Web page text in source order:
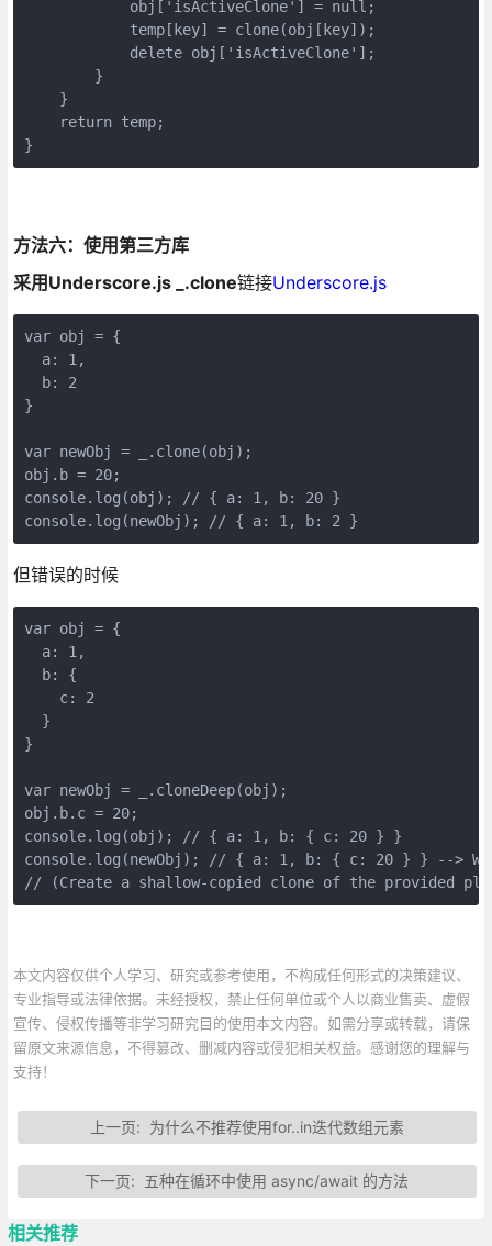
            obj['isActiveClone'] = null;
            temp[key] = clone(obj[key]);
            delete obj['isActiveClone'];
        }
    }
    return temp;
}
方法六：使用第三方库
采用Underscore.js _.clone链接Underscore.js
var obj = {
  a: 1,
  b: 2
}
var newObj = _.clone(obj);
obj.b = 20;
console.log(obj); // { a: 1, b: 20 }
但错误的时候
var obj = {
  a: 1,
  b: {
    c: 2
  }
}
var newObj = _.cloneDeep(obj);
obj.b.c = 20;
console.log(obj); // { a: 1, b: { c: 20 } }
console.log(newObj); // { a: 1, b: { c: 20 } } -->
本文内容仅供个人学习、研究或参考使用，不构成任何形式的决策建议、
专业指导或法律依据。未经授权，禁止任何单位或个人以商业售卖、虚假
宣传、侵权传播等非学习研究目的使用本文内容。如需分享或转载，请保
留原文来源信息，不得篡改、删减内容或侵犯相关权益。感谢您的理解与
支持！
上一页: 为什么不推荐使用for..in迭代数组元素
下一页: 五种在循环中使用 async/await 的方法
相关推荐